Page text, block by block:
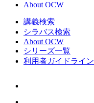
About OCW
講義検索
シラバス検索
About OCW
シリーズ一覧
利用者ガイドライン